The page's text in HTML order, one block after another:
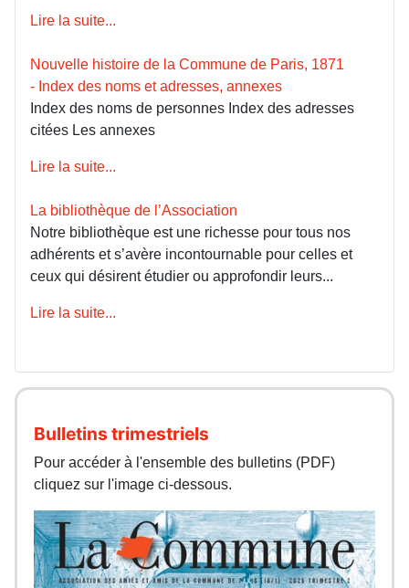
Lire la suite...
Nouvelle histoire de la Commune de Paris, 1871
- Index des noms et adresses, annexes
Index des noms de personnes Index des adresses
citées Les annexes
Lire la suite...
La bibliothèque de l’Association
Notre bibliothèque est une richesse pour tous nos
adhérents et s’avère incontournable pour celles et
ceux qui désirent étudier ou approfondir leurs...
Lire la suite...
Bulletins trimestriels
Pour accéder à l'ensemble des bulletins (PDF)
cliquez sur l'image ci-dessous.